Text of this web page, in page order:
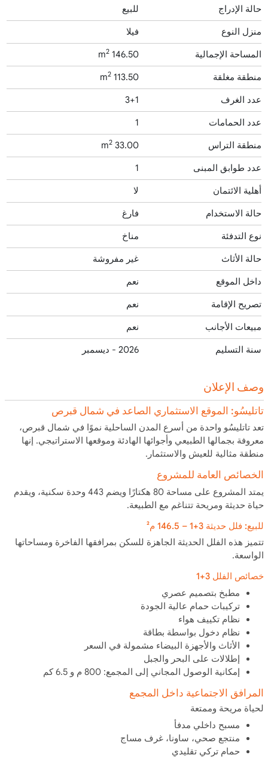
حالة الإدراج للبيع
منزل النوع فيلا
المساحة الإجمالية 146.50 m
2
منطقة مغلقة 113.50 m
2
عدد الغرف 3+1
عدد الحمامات 1
منطقة التراس 33.00 m
2
عدد طوابق المبنى 1
أهلية الائتمان لا
حالة الاستخدام فارغ
نوع التدفئة مناخ
حالة الأثاث غير مفروشة
داخل الموقع نعم
تصريح الإقامة نعم
مبيعات الأجانب نعم
سنة التسليم 2026 - ديسمبر
وصف الإعلان
تاتليسُو: الموقع الاستثماري الصاعد في شمال قبرص
تعد تاتليسُو واحدة من أسرع المدن الساحلية نموًا في شمال قبرص،
معروفة بجمالها الطبيعي وأجوائها الهادئة وموقعها الاستراتيجي. إنها
منطقة مثالية للعيش والاستثمار.
الخصائص العامة للمشروع
يمتد المشروع على مساحة 80 هكتارًا ويضم 443 وحدة سكنية، ويقدم
حياة حديثة ومريحة تتناغم مع الطبيعة.
للبيع: فلل حديثة 3+1 – 146.5 م²
تتميز هذه الفلل الحديثة الجاهزة للسكن بمرافقها الفاخرة ومساحاتها
الواسعة.
خصائص الفلل 3+1
مطبخ بتصميم عصري
تركيبات حمام عالية الجودة
نظام تكييف هواء
نظام دخول بواسطة بطاقة
الأثاث والأجهزة البيضاء مشمولة في السعر
إطلالات على البحر والجبل
إمكانية الوصول المجاني إلى المجمع: 800 م و 6.5 كم
المرافق الاجتماعية داخل المجمع
لحياة مريحة وممتعة
مسبح داخلي مدفأ
منتجع صحي، ساونا، غرف مساج
حمام تركي تقليدي